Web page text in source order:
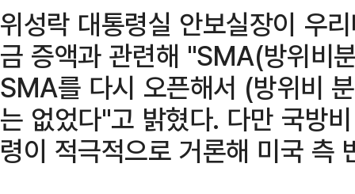
위성락 대통령실 안보실장이 우
금 증액과 관련해 "SMA(방위비
SMA를 다시 오픈해서 (방위비
는 없었다"고 밝혔다. 다만 국방
령이 적극적으로 거론해 미국 측